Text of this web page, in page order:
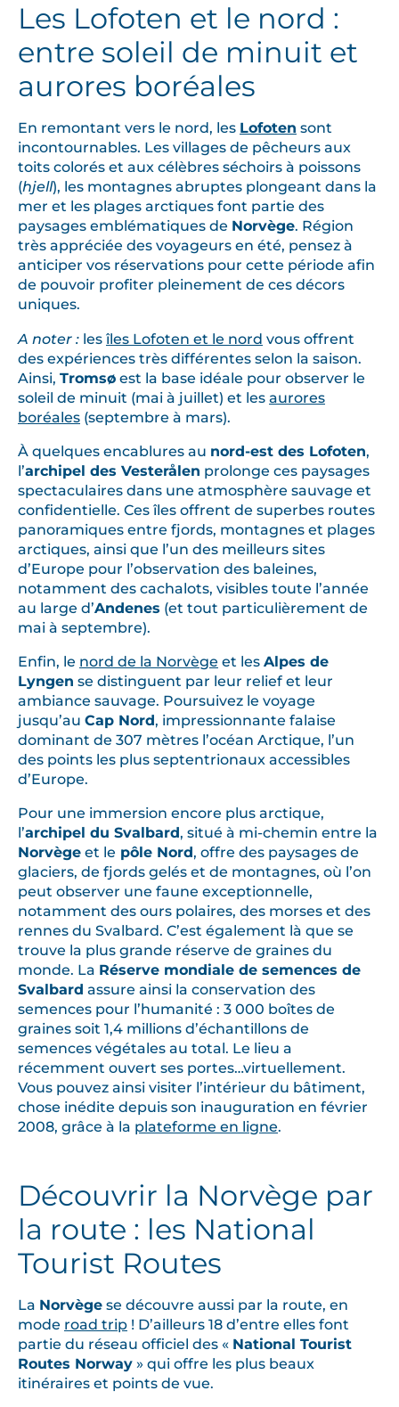
Les Lofoten et le nord :
entre soleil de minuit et
aurores boréales
En remontant vers le nord, les Lofoten sont
incontournables. Les villages de pêcheurs aux
toits colorés et aux célèbres séchoirs à poissons
(hjell), les montagnes abruptes plongeant dans la
mer et les plages arctiques font partie des
paysages emblématiques de Norvège. Région
très appréciée des voyageurs en été, pensez à
anticiper vos réservations pour cette période afin
de pouvoir profiter pleinement de ces décors
uniques.
A noter : les îles Lofoten et le nord vous offrent
des expériences très différentes selon la saison.
Ainsi, Tromsø est la base idéale pour observer le
soleil de minuit (mai à juillet) et les aurores
boréales (septembre à mars).
À quelques encablures au nord-est des Lofoten,
l’archipel des Vesterålen prolonge ces paysages
spectaculaires dans une atmosphère sauvage et
confidentielle. Ces îles offrent de superbes routes
panoramiques entre fjords, montagnes et plages
arctiques, ainsi que l’un des meilleurs sites
d’Europe pour l’observation des baleines,
notamment des cachalots, visibles toute l’année
au large d’Andenes (et tout particulièrement de
mai à septembre).
Enfin, le nord de la Norvège et les Alpes de
Lyngen se distinguent par leur relief et leur
ambiance sauvage. Poursuivez le voyage
jusqu’au Cap Nord, impressionnante falaise
dominant de 307 mètres l’océan Arctique, l’un
des points les plus septentrionaux accessibles
d’Europe.
Pour une immersion encore plus arctique,
l’archipel du Svalbard, situé à mi-chemin entre la
Norvège et le pôle Nord, offre des paysages de
glaciers, de fjords gelés et de montagnes, où l’on
peut observer une faune exceptionnelle,
notamment des ours polaires, des morses et des
rennes du Svalbard. C’est également là que se
trouve la plus grande réserve de graines du
monde. La Réserve mondiale de semences de
Svalbard assure ainsi la conservation des
semences pour l’humanité : 3 000 boîtes de
graines soit 1,4 millions d’échantillons de
semences végétales au total. Le lieu a
récemment ouvert ses portes…virtuellement.
Vous pouvez ainsi visiter l’intérieur du bâtiment,
chose inédite depuis son inauguration en février
2008, grâce à la plateforme en ligne.
Découvrir la Norvège par
la route : les National
Tourist Routes
La Norvège se découvre aussi par la route, en
mode road trip ! D’ailleurs 18 d’entre elles font
partie du réseau officiel des « National Tourist
Routes Norway » qui offre les plus beaux
itinéraires et points de vue.